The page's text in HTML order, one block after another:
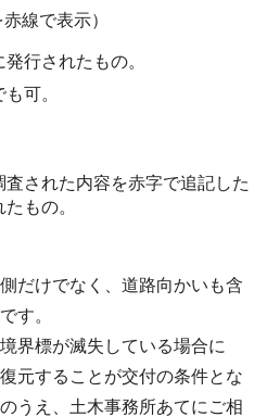
線で表示）
行されたもの。
可。
された内容を赤字で追記した
もの。
だけでなく、道路向かいも含
す。
界標が滅失している場合に
元することが交付の条件とな
うえ、土木事務所あてにご相